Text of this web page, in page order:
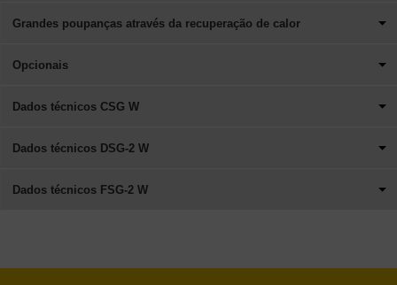
Grandes poupanças através da recuperação de calor
Opcionais
Dados técnicos CSG W
Dados técnicos DSG-2 W
Dados técnicos FSG-2 W